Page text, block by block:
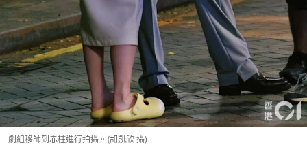
劇組移師到赤柱進行拍攝。(胡凱欣 攝)